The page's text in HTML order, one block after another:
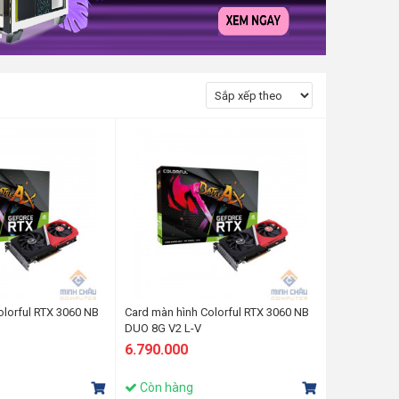
RTX 3060 NB
Card màn hình Colorful RTX 3060 NB
DUO 8G V2 L-V
6.790.000
Còn hàng